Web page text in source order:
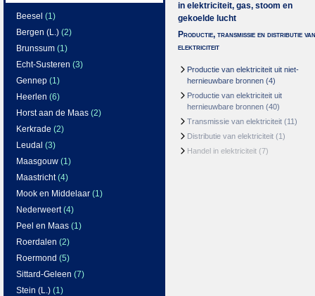
Beesel (1)
Bergen (L.) (2)
Brunssum (1)
Echt-Susteren (3)
Gennep (1)
Heerlen (6)
Horst aan de Maas (2)
Kerkrade (2)
Leudal (3)
Maasgouw (1)
Maastricht(4)
Mook en Middelaar (1)
Nederweert(4)
Peel en Maas (1)
Roerdalen (2)
Roermond (5)
Sittard-Geleen (7)
Stein (L.) (1)
in elektriciteit, gas, stoom en
gekoelde lucht
Productie, transmissie en distributie van
elektriciteit
Productie van elektriciteit uit niet-
hernieuwbare bronnen (4)
Productie van elektriciteit uit
hernieuwbare bronnen (40)
Transmissie van elektriciteit (11)
Distributie van elektriciteit (1)
Handel in elektriciteit (7)